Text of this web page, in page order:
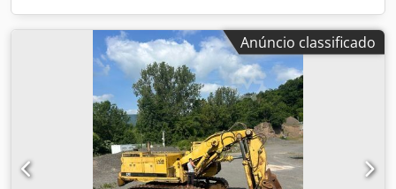
Anúncio classificado